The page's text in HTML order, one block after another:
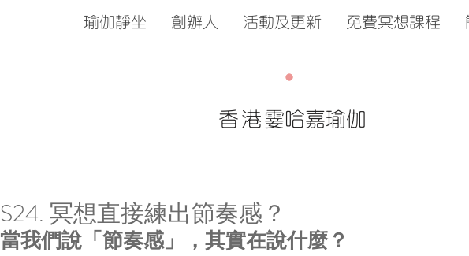
瑜伽靜坐 創辦人 活動及更新 免費冥想課程
S24. 冥想直接練出節奏感？
當我們說「節奏感」，其實在說什麼？
香港霎哈嘉瑜伽